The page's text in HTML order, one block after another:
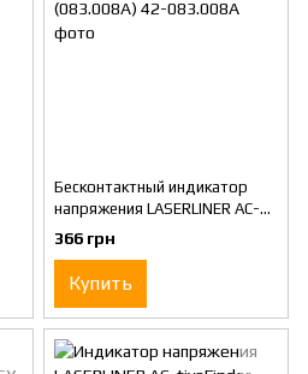
Бесконтактный индикатор
напряжения LASERLINER AC-
Check (083.008A)
366 грн
Купить